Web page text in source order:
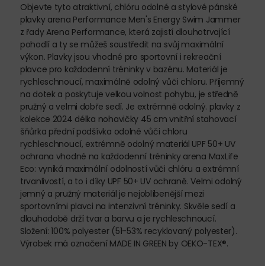
Objevte tyto atraktivní, chlóru odolné a stylové pánské
plavky arena Performance Men's Energy Swim Jammer
z řady Arena Performance, která zajistí dlouhotrvající
pohodlí a ty se můžeš soustředit na svůj maximální
výkon. Plavky jsou vhodné pro sportovní i rekreační
plavce pro každodenní tréninky v bazénu. Materiál je
rychleschnoucí, maximálně odolný vůči chloru. Příjemný
na dotek a poskytuje velkou volnost pohybu, je středně
pružný a velmi dobře sedí. Je extrémně odolný. plavky z
kolekce 2024 délka nohavičky 45 cm vnitřní stahovací
šňůrka přední podšívka odolné vůči chloru
rychleschnoucí, extrémně odolný materiál UPF 50+ UV
ochrana vhodné na každodenní tréninky arena MaxLife
Eco: vyniká maximální odolností vůči chlóru a extrémní
trvanlivostí, a to i díky UPF 50+ UV ochraně. Velmi odolný
jemný a pružný materiál je nejoblíbenější mezi
sportovními plavci na intenzivní tréninky. Skvěle sedí a
dlouhodobě drží tvar a barvu a je rychleschnoucí.
Složení: 100% polyester (51-53% recyklovaný polyester).
Výrobek má označení MADE IN GREEN by OEKO-TEX®.